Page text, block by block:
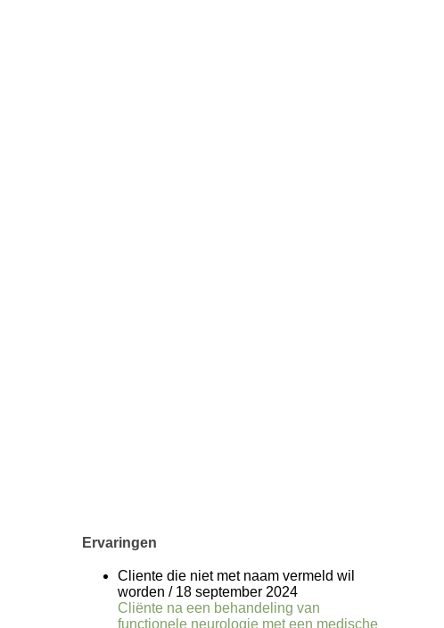
Ervaringen
Cliente die niet met naam vermeld wil
worden / 18 september 2024
Cliënte na een behandeling van
functionele neurologie met een medische